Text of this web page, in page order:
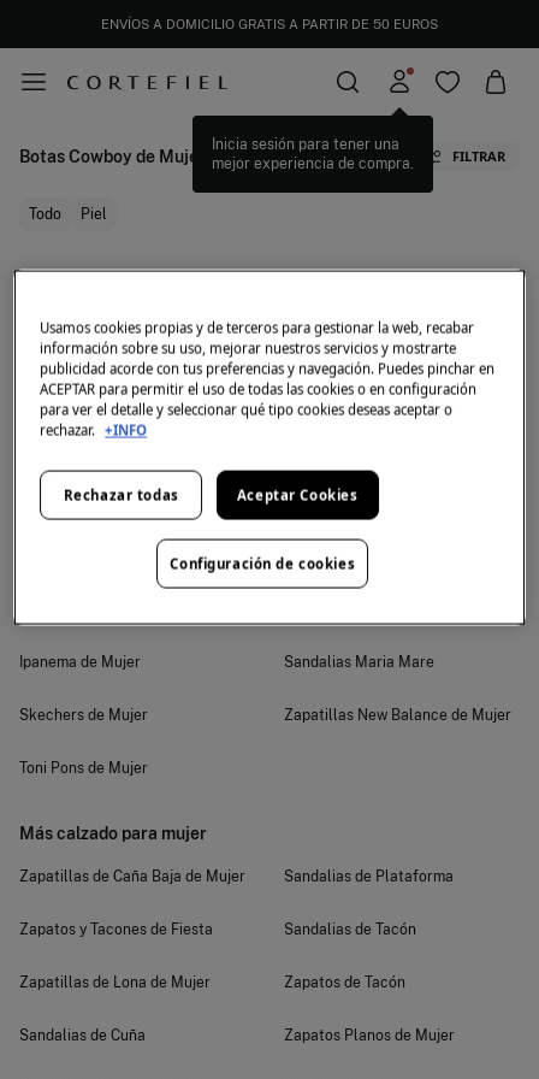
ENVÍOS A DOMICILIO GRATIS A PARTIR DE 50 EUROS
Inicia sesión para tener una
mejor experiencia de compra.
Botas Cowboy de Mujer FILTRAR
Todo Piel
Pero no te preocupes, tenemos un montón de
artículos que pueden ser tuyos.
Botas Cowboy de Mujer Diseños exclusivos, novedades, icónicos y más
Castañer de Mujer
Ipanema de Mujer
Skechers de Mujer
Toni Pons de Mujer
Zapatos Maria Mare
Sandalias Lodi
Sandalias Maria Mare
Zapatillas New Balance de Mujer
Más calzado para mujer
Zapatillas de Caña Baja de Mujer
Zapatos y Tacones de Fiesta
Zapatillas de Lona de Mujer
Sandalias de Cuña
Sandalias de Plataforma
Sandalias de Tacón
Zapatos de Tacón
Zapatos Planos de Mujer
Usamos cookies propias y de terceros para gestionar la web, recabar
información sobre su uso, mejorar nuestros servicios y mostrarte
publicidad acorde con tus preferencias y navegación. Puedes pinchar en
ACEPTAR para permitir el uso de todas las cookies o en configuración
para ver el detalle y seleccionar qué tipo cookies deseas aceptar o
rechazar. +INFO
Rechazar todas Aceptar Cookies
Configuración de cookies